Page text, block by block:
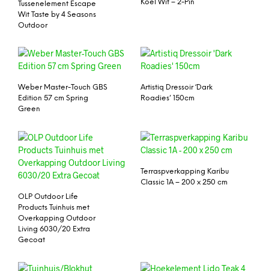
Tussenelement Escape
Wit Taste by 4 Seasons
Outdoor
Koel Wit – 2-Pin
Weber Master-Touch GBS
Edition 57 cm Spring
Green
Artistiq Dressoir ‘Dark
Roadies’ 150cm
OLP Outdoor Life
Products Tuinhuis met
Overkapping Outdoor
Living 6030/20 Extra
Gecoat
Terraspverkapping Karibu
Classic 1A – 200 x 250 cm